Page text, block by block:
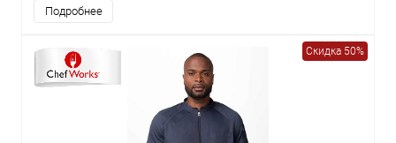
Подробнее
Скидка 50%